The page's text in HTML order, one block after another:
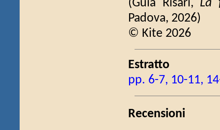
(Guia Risari, La
Padova, 2026)
© Kite 2026
Estratto
pp. 6-7, 10-11,
Recensioni